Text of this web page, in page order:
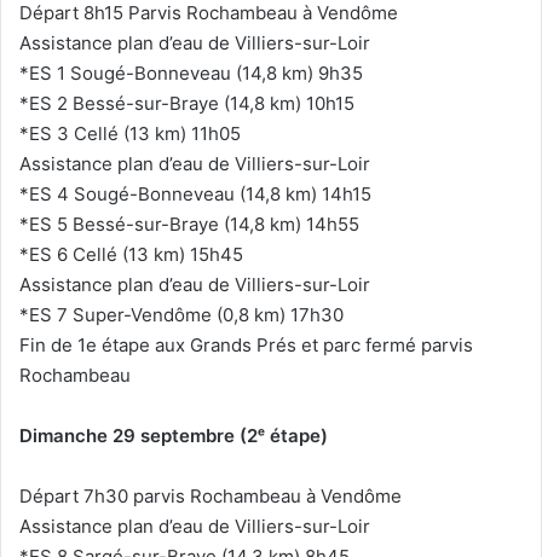
Départ 8h15 Parvis Rochambeau à Vendôme
Assistance plan d’eau de Villiers-sur-Loir
*ES 1 Sougé-Bonneveau (14,8 km) 9h35
*ES 2 Bessé-sur-Braye (14,8 km) 10h15
*ES 3 Cellé (13 km) 11h05
Assistance plan d’eau de Villiers-sur-Loir
*ES 4 Sougé-Bonneveau (14,8 km) 14h15
*ES 5 Bessé-sur-Braye (14,8 km) 14h55
*ES 6 Cellé (13 km) 15h45
Assistance plan d’eau de Villiers-sur-Loir
*ES 7 Super-Vendôme (0,8 km) 17h30
Fin de 1e étape aux Grands Prés et parc fermé parvis
Rochambeau
Dimanche 29 septembre (2ᵉ étape)
Départ 7h30 parvis Rochambeau à Vendôme
Assistance plan d’eau de Villiers-sur-Loir